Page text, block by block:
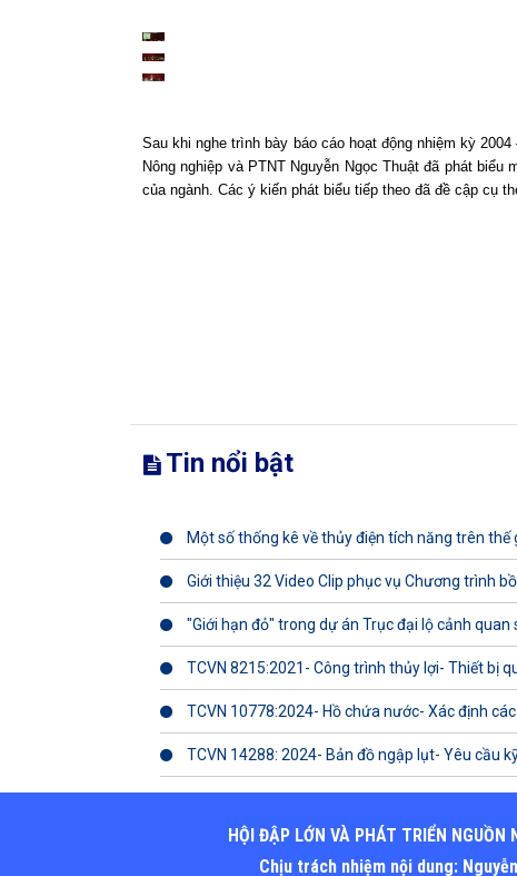
Sau khi nghe trình bày báo cáo hoạt động nhiệm kỳ
Nông nghiệp và PTNT Nguyễn Ngọc Thuật đã phát
của ngành. Các ý kiến phát biểu tiếp theo đã đề cập cụ
Tin nổi bật
Một số thống kê về thủy điện tích năng trên thế
Giới thiệu 32 Video Clip phục vụ Chương trình
"Giới hạn đỏ" trong dự án Trục đại lộ cảnh quan
TCVN 8215:2021- Công trình thủy lợi- Thiết bị
TCVN 10778:2024- Hồ chứa nước- Xác định
TCVN 14288: 2024- Bản đồ ngập lụt- Yêu cầu
HỘI ĐẬP LỚN VÀ PHÁT TRIỂN NGUỒN
Chịu trách nhiệm nội dung: